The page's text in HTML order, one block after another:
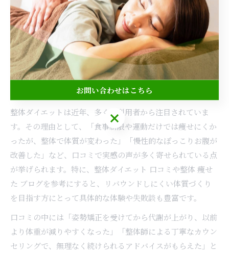
整体ダイエットの魅力と体型維持の
秘訣
ダイエット整体の口コミから見る魅力と実感
整体ダイエットは近年、多くの利用者から注目されていま
す。その理由として、「食事制限や運動だけでは痩せにくか
ったが、整体で体質が変わった」「慢性的なぽっこりお腹が
改善した」など、口コミで実感の声が多く寄せられている点
が挙げられます。特に、整体ダイエット 口コミや整体 痩せ
た ブログを参考にすると、リバウンドしにくい体質づくり
を目指す方にとって具体的な体験や失敗談も豊富です。
口コミの中には「姿勢矯正を受けてから代謝が上がり、以前
より体重が減りやすくなった」「整体師による丁寧なカウン
セリングで、無理なく続けられるアドバイスがもらえた」と
お問い合わせはこちら
お問い合わせはこちら